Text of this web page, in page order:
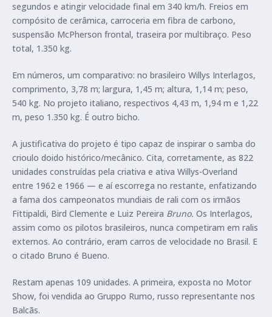
segundos e atingir velocidade final em 340 km/h. Freios em
compósito de cerâmica, carroceria em fibra de carbono,
suspensão McPherson frontal, traseira por multibraço. Peso
total, 1.350 kg.
Em números, um comparativo: no brasileiro Willys Interlagos,
comprimento, 3,78 m; largura, 1,45 m; altura, 1,14 m; peso,
540 kg. No projeto italiano, respectivos 4,43 m, 1,94 m e 1,22
m, peso 1.350 kg. É outro bicho.
A justificativa do projeto é tipo capaz de inspirar o samba do
crioulo doido histórico/mecânico. Cita, corretamente, as 822
unidades construídas pela criativa e ativa Willys-Overland
entre 1962 e 1966 — e aí escorrega no restante, enfatizando
a fama dos campeonatos mundiais de rali com os irmãos
Fittipaldi, Bird Clemente e Luiz Pereira Bruno. Os Interlagos,
assim como os pilotos brasileiros, nunca competiram em ralis
externos. Ao contrário, eram carros de velocidade no Brasil. E
o citado Bruno é Bueno.
Restam apenas 109 unidades. A primeira, exposta no Motor
Show, foi vendida ao Gruppo Rumo, russo representante nos
Balcãs.